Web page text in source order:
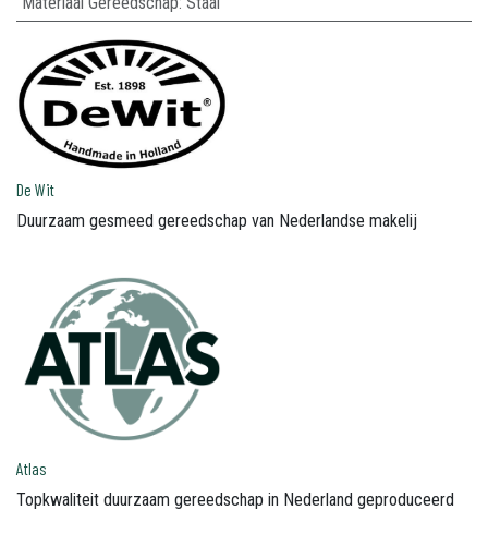
De Wit
Duurzaam gesmeed gereedschap van Nederlandse makelij
Atlas
Topkwaliteit duurzaam gereedschap in Nederland geproduceerd